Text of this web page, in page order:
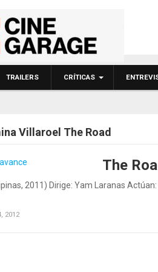
TRAILERS CRÍTICAS
Villaroel The Road
The
2011) Dirige: Yam Laranas
2012